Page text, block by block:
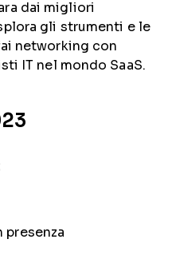
dai migliori
gli strumenti e le
networking con
IT nel mondo SaaS.
presenza